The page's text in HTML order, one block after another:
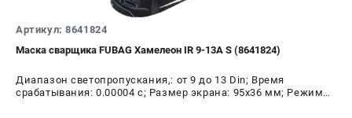
Артикул: 8641824
Маска сварщика FUBAG Хамелеон IR 9-13A S (8641824)
Диапазон светопропускания,: от 9 до 13 Din; Время
срабатывания: 0.00004 с; Размер экрана: 95х36 мм; Режим